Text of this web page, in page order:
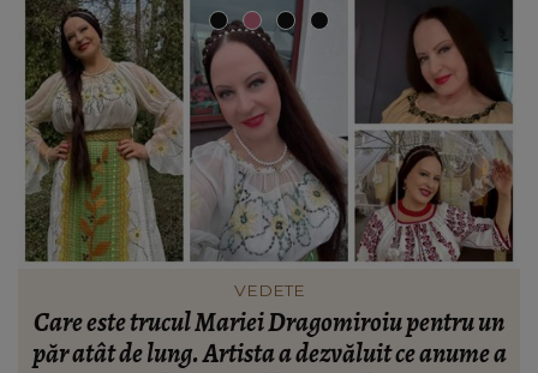
FASHION
Ce să porți în Italia în vara 2026. Cum să te
îmbraci în funcție de orașul pe care îl vizitezi